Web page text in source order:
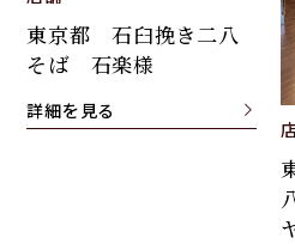
東京都 石臼挽き二八
そば 石楽様
詳細を見る